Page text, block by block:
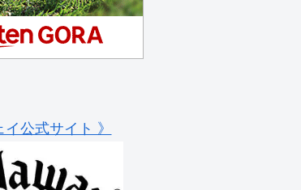
公式サイト 》